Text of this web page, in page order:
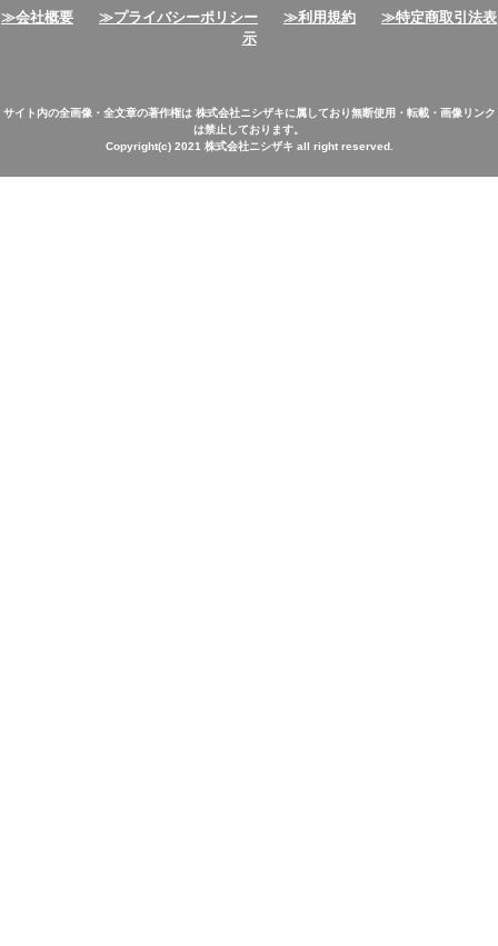
≫会社概要 ≫プライバシーポリシー ≫利用規約
≫特定商取引法表
示
サイト内の全画像・全文章の著作権は 株式会社ニシザキに属しており無断使用・転載・画像リンク
は禁止しております。
Copyright(c) 2021 株式会社ニシザキ all right reserved.